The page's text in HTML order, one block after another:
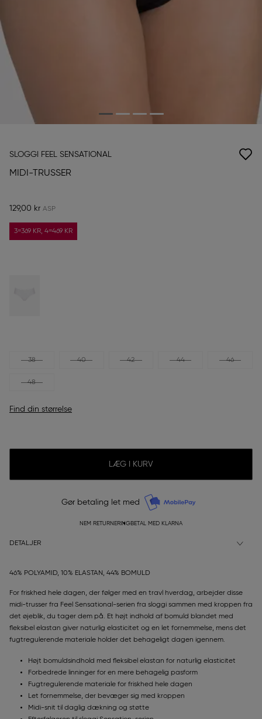
SLOGGI FEEL SENSATIONAL
MIDI-TRUSSER
129,00 kr
3=369 KR, 4=469 KR
38 40 42 44 46
48
Find din størrelse
LÆG I KURV
Gør betaling let med
NEM RETURNERINGBETAL MED KLARNA
DETALJER
46% POLYAMID, 10% ELASTAN, 44% BOMULD
For friskhed hele dagen, der følger med en travl hverdag, arbejder disse
midi-trusser fra Feel Sensational-serien fra sloggi sammen med kroppen fra
det øjeblik, du tager dem på. Et højt indhold af bomuld blandet med
fleksibel elastan giver naturlig elasticitet og en let fornemmelse, mens det
fugtregulerende materiale holder det behageligt dagen igennem.
Højt bomuldsindhold med fleksibel elastan for naturlig elasticitet
Forbedrede linninger for en mere behagelig pasform
Fugtregulerende materiale for friskhed hele dagen
Let fornemmelse, der bevæger sig med kroppen
Midi-snit til daglig dækning og støtte